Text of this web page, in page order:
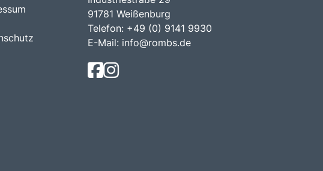
91781 Weißenburg
Telefon: +49 (0) 9141 9930
E-Mail: info@rombs.de